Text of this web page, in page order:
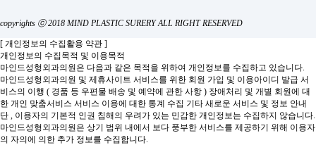
copyrights ⓒ 2018 MIND PLASTIC SURERY ALL RIGHT RESERVED
[ 개인정보의 수집활용 약관 ]
개인정보의 수집목적 및 이용목적
마인드성형외과의원은 다음과 같은 목적을 위하여 개인정보를 수집하고 있습니다.
마인드성형외과의원 및 제휴사이트 서비스를 위한 회원 가입 및 이용아이디 발급 서
비스의 이행 ( 경품 등 우편물 배송 및 예약에 관한 사항 ) 장애처리 및 개별 회원에 대
한 개인 맞춤서비스 서비스 이용에 대한 통계 수집 기타 새로운 서비스 및 정보 안내
단 , 이용자의 기본적 인권 침해의 우려가 있는 민감한 개인정보는 수집하지 않습니다.
마인드성형외과의원은 상기 범위 내에서 보다 풍부한 서비스를 제공하기 위해 이용자
의 자의에 의한 추가 정보를 수집합니다.